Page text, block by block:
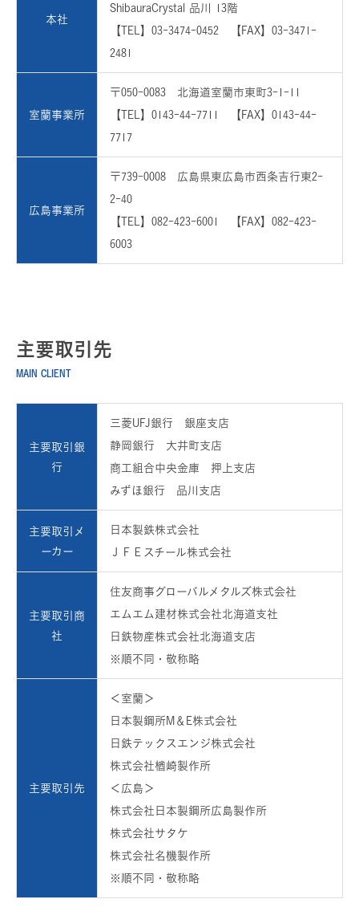
本社
ShibauraCrystal 品川 13階
【TEL】03-3474-0452 【FAX】03-3471-
2481
室蘭事業所
〒050-0083 北海道室蘭市東町3-1-11
【TEL】0143-44-7711 【FAX】0143-44-
7717
広島事業所
〒739-0008 広島県東広島市西条吉行東2-
2-40
【TEL】082-423-6001 【FAX】082-423-
6003
主要取引先
MAIN CLIENT
主要取引銀
行
三菱UFJ銀行 銀座支店
静岡銀行 大井町支店
商工組合中央金庫 押上支店
みずほ銀行 品川支店
主要取引メ
ーカー
日本製鉄株式会社
ＪＦＥスチール株式会社
主要取引商
社
住友商事グローバルメタルズ株式会社
エムエム建材株式会社北海道支社
日鉄物産株式会社北海道支店
※順不同・敬称略
主要取引先
＜室蘭＞
日本製鋼所M＆E株式会社
日鉄テックスエンジ株式会社
株式会社楢崎製作所
＜広島＞
株式会社日本製鋼所広島製作所
株式会社サタケ
株式会社名機製作所
※順不同・敬称略